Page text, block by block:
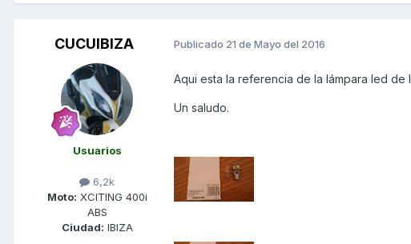
CUCUIBIZA
Usuarios
6,2k
Moto: XCITING 400i
ABS
Ciudad: IBIZA
Publicado 21 de Mayo del 2016
Aqui esta la referencia de la lámpara led
Un saludo.